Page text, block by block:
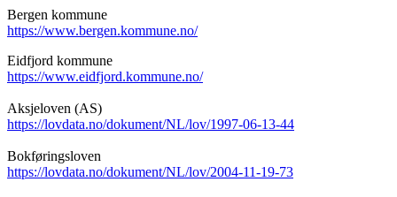
Bergen kommune
https://www.bergen.kommune.no/
Eidfjord kommune
https://www.eidfjord.kommune.no/
Aksjeloven (AS)
https://lovdata.no/dokument/NL/lov/1997-06-13-44
Bokføringsloven
https://lovdata.no/dokument/NL/lov/2004-11-19-73